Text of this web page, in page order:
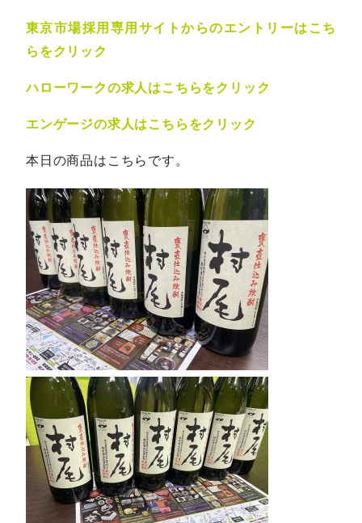
東京市場採用専用サイトからのエントリーはこち
らをクリック
ハローワークの求人はこちらをクリック
エンゲージの求人はこちらをクリック
本日の商品はこちらです。